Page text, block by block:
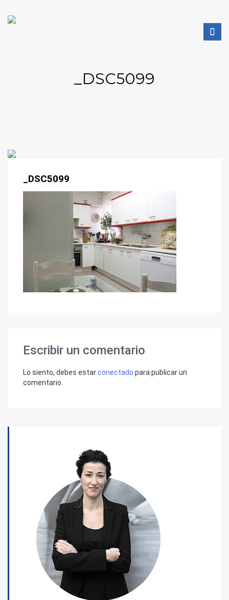
_DSC5099
_DSC5099
Escribir un comentario
Lo siento, debes estarconectado para publicar un
comentario.